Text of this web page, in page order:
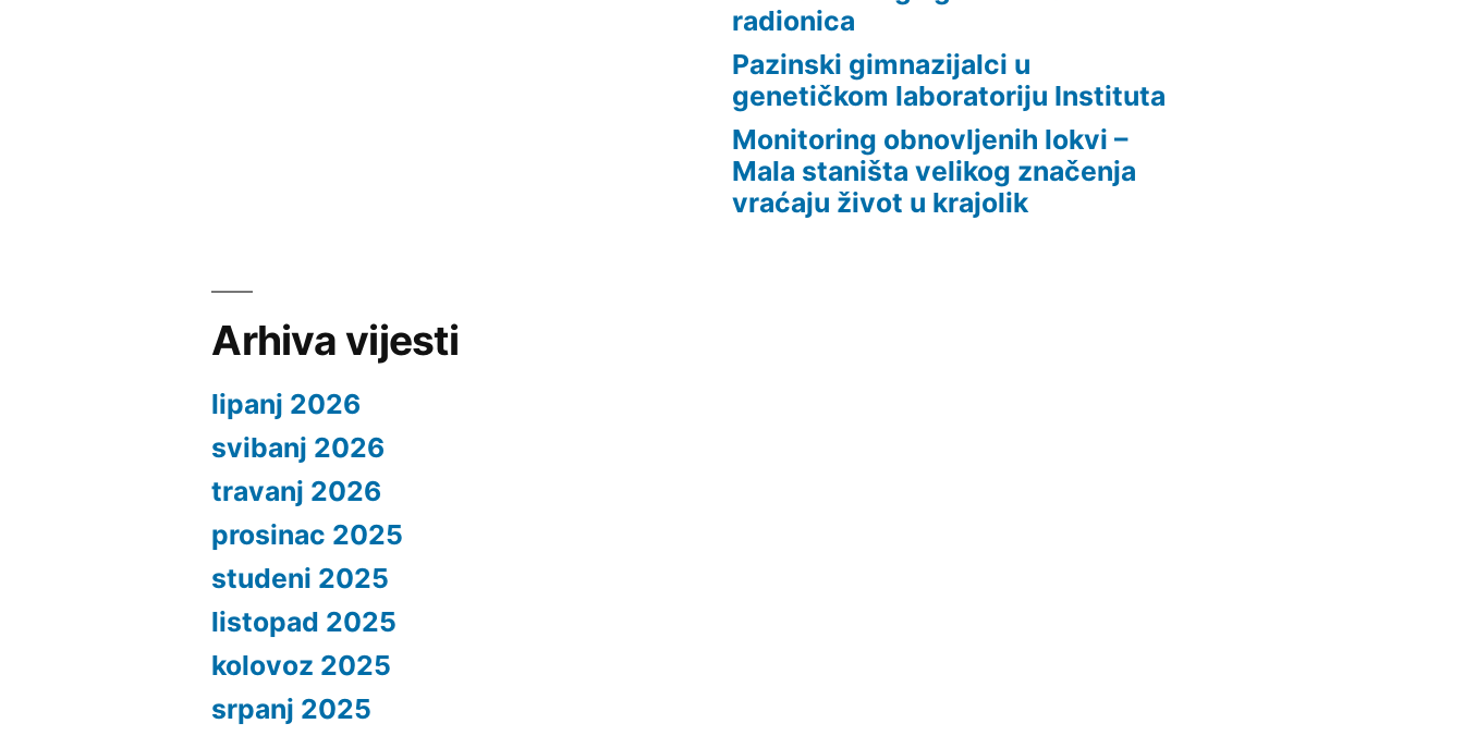
radionica
Pazinski gimnazijalci u
genetičkom laboratoriju Instituta
Monitoring obnovljenih lokvi –
Mala staništa velikog značenja
vraćaju život u krajolik
Arhiva vijesti
lipanj 2026
svibanj 2026
travanj 2026
prosinac 2025
studeni 2025
listopad 2025
kolovoz 2025
srpanj 2025